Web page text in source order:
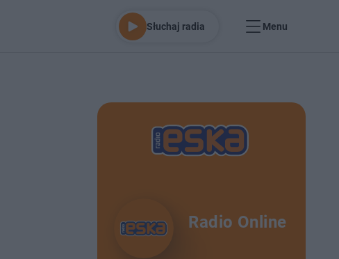
Słuchaj radia Menu
Radio Online